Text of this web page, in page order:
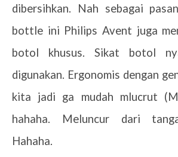
dibersihkan. Nah sebagai
bottle ini Philips Avent juga
botol khusus. Sikat botol
digunakan. Ergonomis dengan
kita jadi ga mudah mlucrut
hahaha. Meluncur dari
Hahaha.